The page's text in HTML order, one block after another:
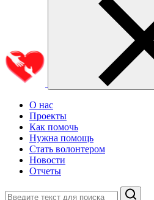
О нас
Проекты
Как помочь
Нужна помощь
Стать волонтером
Новости
Отчеты
Поиск